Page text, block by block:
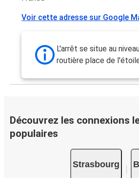
Voir cette adresse sur Google
L'arrêt se situe au
routière place de
Découvrez les connexions
populaires
Strasbourg